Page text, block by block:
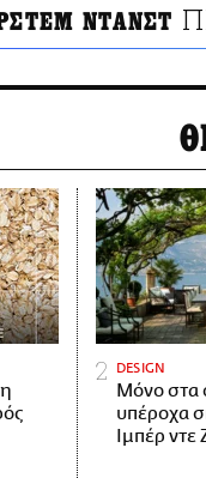
ΝΤΑΝΣΤ
DESIGN
Μόνο στα
υπέροχα
Ιμπέρ ντε